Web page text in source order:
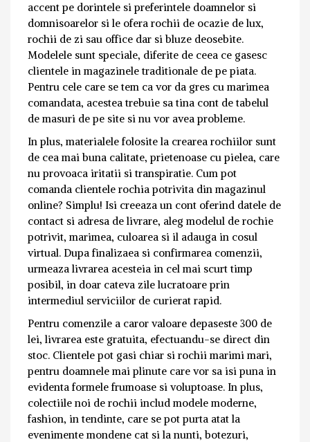
accent pe dorintele si preferintele doamnelor si
domnisoarelor si le ofera rochii de ocazie de lux,
rochii de zi sau office dar si bluze deosebite.
Modelele sunt speciale, diferite de ceea ce gasesc
clientele in magazinele traditionale de pe piata.
Pentru cele care se tem ca vor da gres cu marimea
comandata, acestea trebuie sa tina cont de tabelul
de masuri de pe site si nu vor avea probleme.
In plus, materialele folosite la crearea rochiilor sunt
de cea mai buna calitate, prietenoase cu pielea, care
nu provoaca iritatii si transpiratie. Cum pot
comanda clientele rochia potrivita din magazinul
online? Simplu! Isi creeaza un cont oferind datele de
contact si adresa de livrare, aleg modelul de rochie
potrivit, marimea, culoarea si il adauga in cosul
virtual. Dupa finalizaea si confirmarea comenzii,
urmeaza livrarea acesteia in cel mai scurt timp
posibil, in doar cateva zile lucratoare prin
intermediul serviciilor de curierat rapid.
Pentru comenzile a caror valoare depaseste 300 de
lei, livrarea este gratuita, efectuandu-se direct din
stoc. Clientele pot gasi chiar si rochii marimi mari,
pentru doamnele mai plinute care vor sa isi puna in
evidenta formele frumoase si voluptoase. In plus,
colectiile noi de rochii includ modele moderne,
fashion, in tendinte, care se pot purta atat la
evenimente mondene cat si la nunti, botezuri,